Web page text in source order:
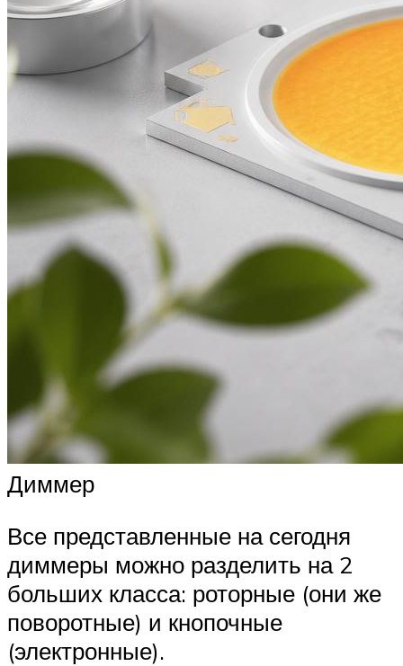
Диммер
Все представленные на сегодня
диммеры можно разделить на 2
больших класса: роторные (они же
поворотные) и кнопочные
(электронные).